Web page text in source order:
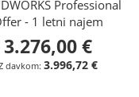
Professional
- 1 letni najem
3.276,00 €
3.996,72 €